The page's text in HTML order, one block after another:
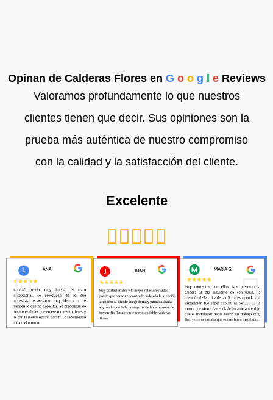
Opinan de Calderas Flores en G o o g eReviews
Valoramos profundamente lo que nuestros
clientes tienen que decir. Sus opiniones son la
prueba más auténtica de nuestro compromiso
con la calidad y la satisfacción del cliente.
Excelente

con
5